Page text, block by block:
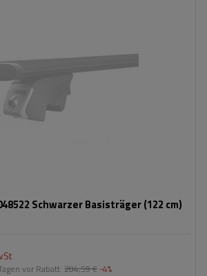
Schwarzer Basisträger (122 cm)
vor Rabatt: 284,59 € -4%